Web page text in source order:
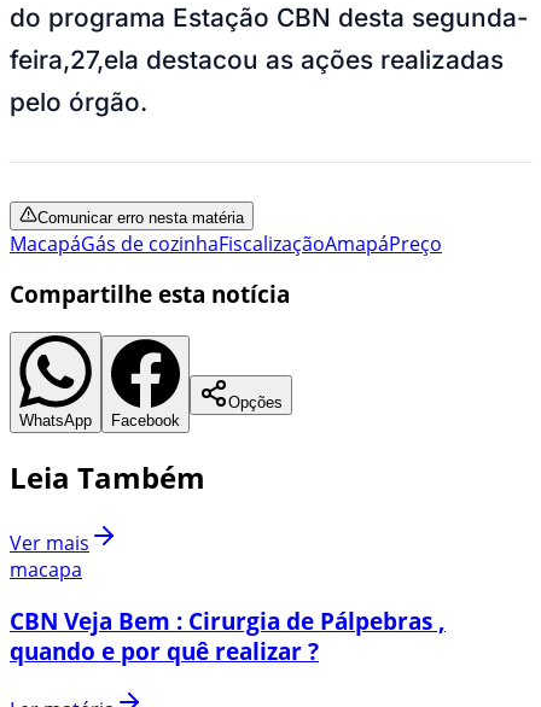
do programa Estação CBN desta segunda-
feira,27,ela destacou as ações realizadas
pelo órgão.
Comunicar erro nesta matéria
MacapáGás de cozinhaFiscalizaçãoAmapáPreço
Compartilhe esta notícia
WhatsApp Facebook
Opções
Leia Também
Ver mais
macapa
CBN Veja Bem : Cirurgia de Pálpebras ,
quando e por quê realizar ?